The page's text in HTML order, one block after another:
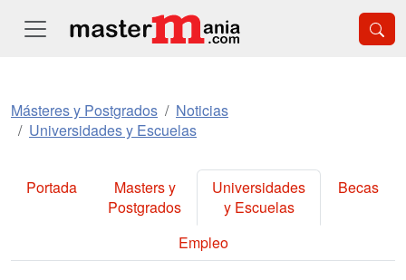
Másteres y Postgrados
Noticias
Universidades y Escuelas
Portada
Masters y
Postgrados
Universidades
y Escuelas
Becas
Empleo